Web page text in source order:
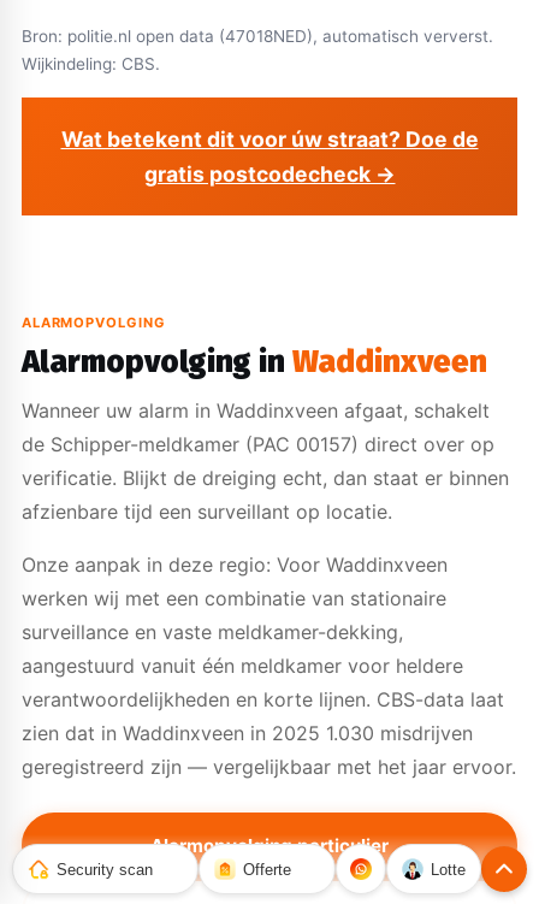
Bron: politie.nl open data (47018NED), automatisch ververst.
Wijkindeling: CBS.
Wat betekent dit voor úw straat? Doe de
gratis postcodecheck →
ALARMOPVOLGING
Alarmopvolging in Waddinxveen
Wanneer uw alarm in Waddinxveen afgaat, schakelt
de Schipper-meldkamer (PAC 00157) direct over op
verificatie. Blijkt de dreiging echt, dan staat er binnen
afzienbare tijd een surveillant op locatie.
Onze aanpak in deze regio: Voor Waddinxveen
werken wij met een combinatie van stationaire
surveillance en vaste meldkamer-dekking,
aangestuurd vanuit één meldkamer voor heldere
verantwoordelijkheden en korte lijnen. CBS-data laat
zien dat in Waddinxveen in 2025 1.030 misdrijven
geregistreerd zijn — vergelijkbaar met het jaar ervoor.
Alarmopvolging particulier
Security scan Offerte Lotte